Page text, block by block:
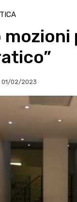
01/02/2023